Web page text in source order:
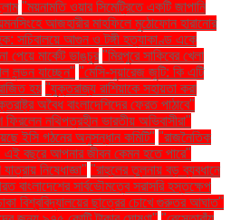
"ময়নামতি ওয়ার সিমেট্রিতে একটি জাপানি
আজহারীর মাহফিলে মুঠোফোন হারানোর
সচিবালয়ে আগুন ও টঙ্গী হত্যাকাণ্ড একে
পেয়ে মার্কেট ভাঙচুর "মিরপুরে সাকিবের খেলা
লন্ডন যাচ্ছেন" "মেসি-সুয়ারেজ জুটি: কি এটি
হয় "যুক্তরাজ্য রাশিয়াকে সহায়তা করা
অবৈধ বাংলাদেশিদের ফেরত পাঠাবে"
ফিরলেন নথিপত্রহীন ভারতীয় অভিবাসীরা"
ইসি গঠনের অনুসন্ধান কমিটি" "রাজনৈতিক
বছরে আপনার জীবন কেমন হতে পারে"
নিষেধাজ্ঞা" "রাহুলের তুলনায় বড় ব্যবধানে
বাংলাদেশের সার্বভৌমত্বে সরাসরি হস্তক্ষেপ
বিশ্ববিদ্যালয়ের ছাত্রের চোখে গুরুতর আঘাত"